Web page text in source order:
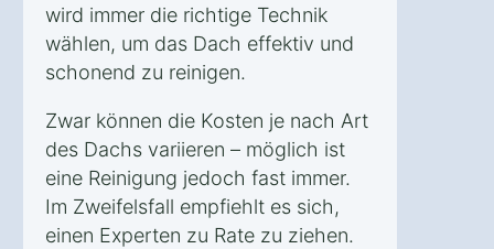
wird immer die richtige Technik
wählen, um das Dach effektiv und
schonend zu reinigen.
Zwar können die Kosten je nach Art
des Dachs variieren – möglich ist
eine Reinigung jedoch fast immer.
Im Zweifelsfall empfiehlt es sich,
einen Experten zu Rate zu ziehen.